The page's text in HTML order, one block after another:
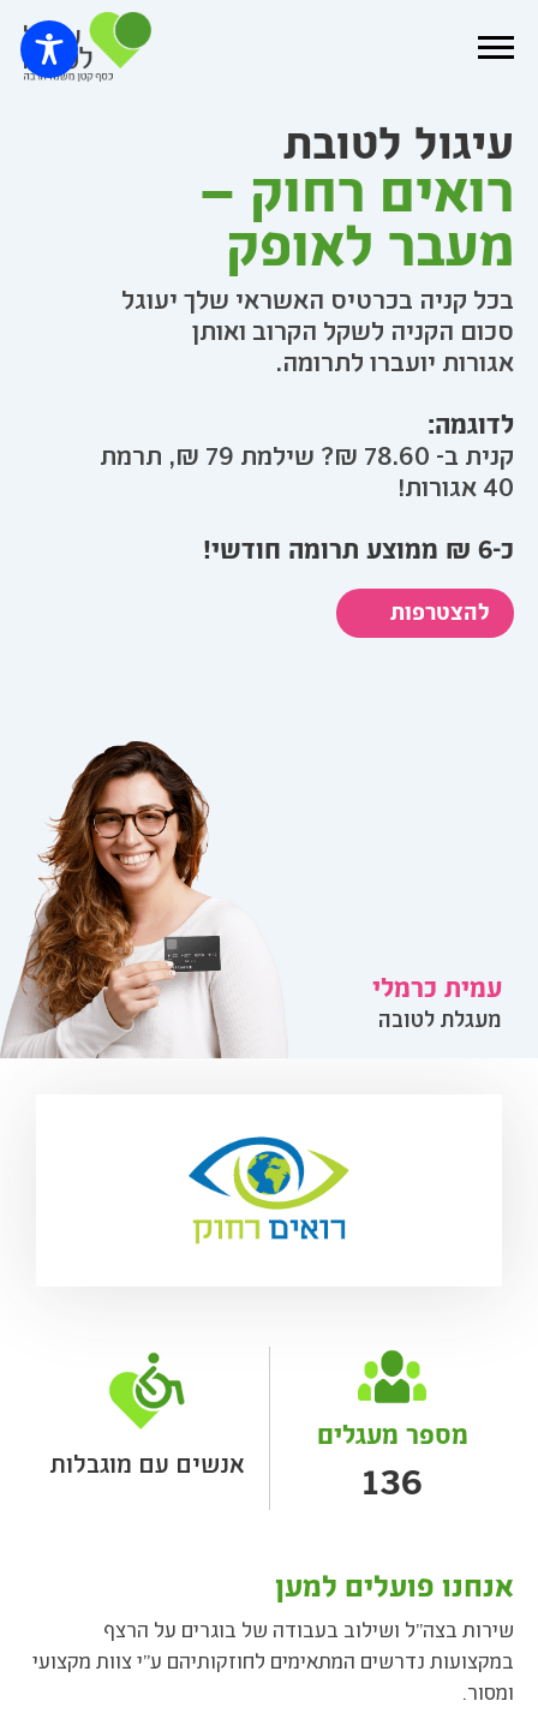
עמית כרמלי
מעגלת לטובה
עיגול לטובת
רואים רחוק –
מעבר לאופק
בכל קניה בכרטיס האשראי שלך יעוגל
סכום הקניה לשקל הקרוב ואותן
אגורות יועברו לתרומה.
לדוגמה:
קנית ב- 78.60 ₪? שילמת 79 ₪, תרמת
40 אגורות!
כ-6 ₪ ממוצע תרומה חודשי!
להצטרפות
מספר מעגלים
136 אנשים עם מוגבלות
אנחנו פועלים למען
שירות בצה"ל ושילוב בעבודה של בוגרים על הרצף
במקצועות נדרשים המתאימים לחוזקותיהם ע"י צוות מקצועי
ומסור.